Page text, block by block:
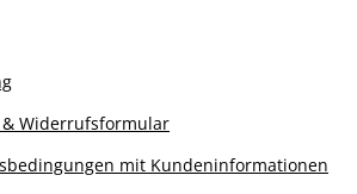
Widerrufsformular
mit Kundeninformationen